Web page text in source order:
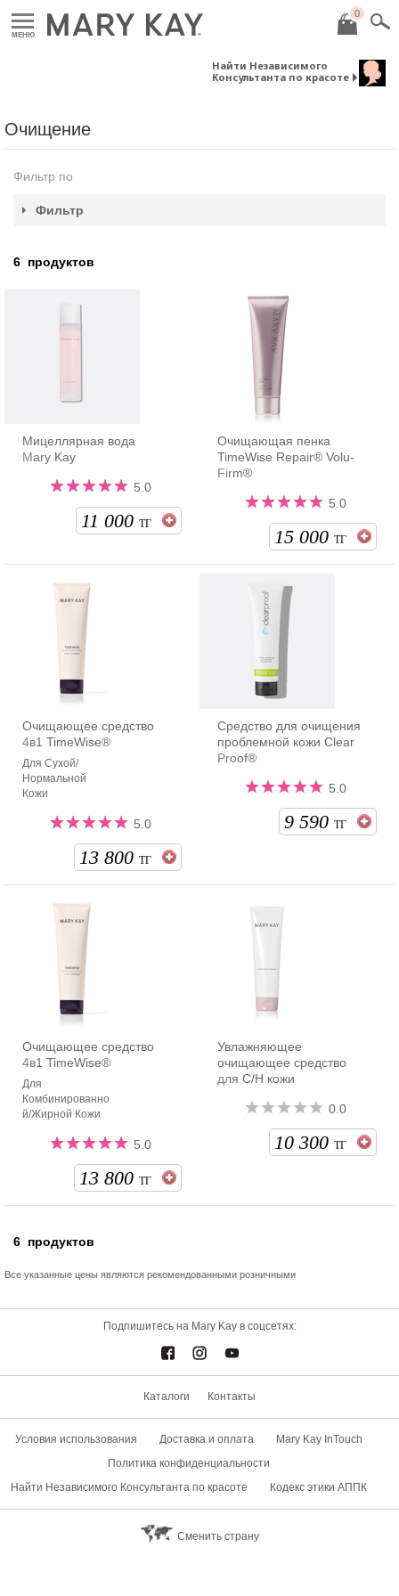
МЕНЮ
0
Найти Независимого
Консультанта по красоте
Очищение
Фильтр по
Фильтр
6 продуктов
Мицеллярная вода
Mary Kay
5.0
11 000 ТГ
Очищающая пенка
TimeWise Repair® Volu-
Firm®
5.0
15 000 ТГ
Очищающее средство
4в1 TimeWise®
Для Сухой/
Нормальной
Кожи
5.0
13 800 ТГ
Средство для очищения
проблемной кожи Clear
Proof®
5.0
9 590 ТГ
Очищающее средство
4в1 TimeWise®
Для
Комбинированно
й/Жирной Кожи
5.0
13 800 ТГ
Увлажняющее
очищающее средство
для С/Н кожи
0.0
10 300 ТГ
6 продуктов
Все указанные цены являются рекомендованными розничными
Подпишитесь на Mary Kay в соцсетях:
Каталоги Контакты
Условия использования Доставка и оплата
Mary Kay InTouch
Политика конфиденциальности
Найти Независимого Консультанта по красоте
Кодекс этики АППК
Сменить страну